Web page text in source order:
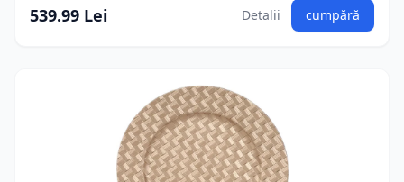
539.99 Lei Detalii cumpără